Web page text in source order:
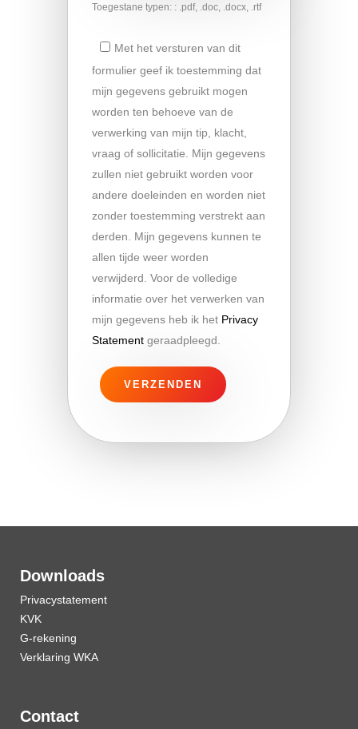
Toegestane typen: : .pdf, .doc, .docx, .rtf
Met het versturen van dit
formulier geef ik toestemming dat
mijn gegevens gebruikt mogen
worden ten behoeve van de
verwerking van mijn tip, klacht,
vraag of sollicitatie. Mijn gegevens
zullen niet gebruikt worden voor
andere doeleinden en worden niet
zonder toestemming verstrekt aan
derden. Mijn gegevens kunnen te
allen tijde weer worden
verwijderd. Voor de volledige
informatie over het verwerken van
mijn gegevens heb ik het Privacy
Statement geraadpleegd.
Downloads
Privacystatement
KVK
G-rekening
Verklaring WKA
Contact